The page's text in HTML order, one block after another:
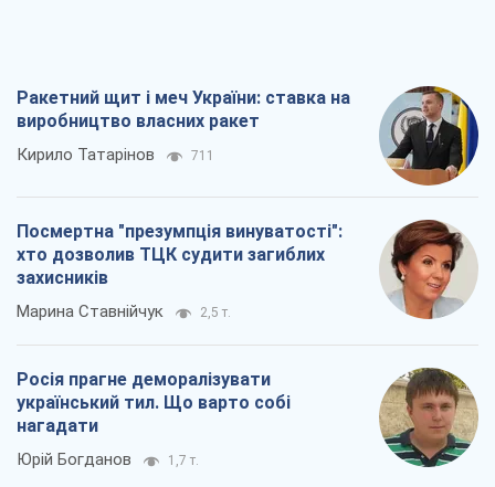
Ракетний щит і меч України: ставка на
виробництво власних ракет
Кирило Татарінов 711
Посмертна "презумпція винуватості":
хто дозволив ТЦК судити загиблих
захисників
Марина Ставнійчук 2,5 т.
Росія прагне деморалізувати
український тил. Що варто собі
нагадати
Юрій Богданов 1,7 т.